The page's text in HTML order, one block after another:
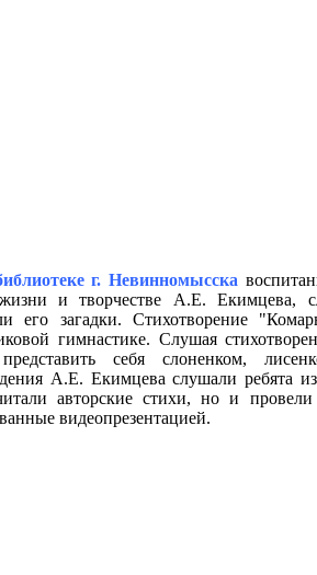
г. Невинномысска
и творчестве А.Е. Екимцева,
его загадки. Стихотворение
гимнастике. Слушая
себя слоненком,
А.Е. Екимцева слушали ребята из
авторские стихи, но и
видеопрезентацией.